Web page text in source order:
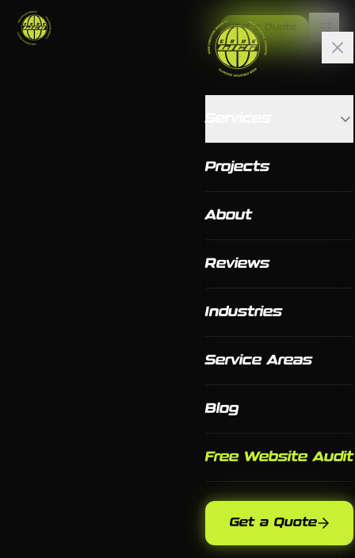
Get a Quote
Projects
About
Reviews
Industries
Service Areas
Blog
Free Website Audit
Get a Quote